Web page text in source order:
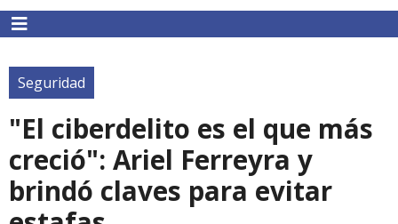
Seguridad
"El ciberdelito es el que más
creció": Ariel Ferreyra y
brindó claves para evitar